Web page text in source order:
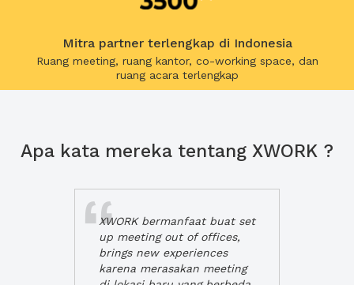
Mitra partner terlengkap di Indonesia
Ruang meeting, ruang kantor, co-working space, dan
ruang acara terlengkap
Apa kata mereka tentang XWORK ?
XWORK bermanfaat buat set
up meeting out of offices,
brings new experiences
karena merasakan meeting